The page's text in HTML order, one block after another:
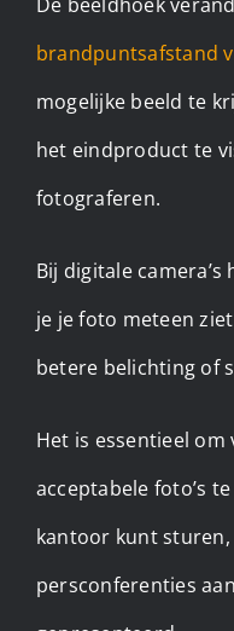
brandpuntsafstand
mogelijke beeld te
het eindproduct te
fotograferen.
Bij digitale
je je foto meteen
betere belichting of
Het is essentieel
acceptabele foto’s
kantoor kunt
persconferenties